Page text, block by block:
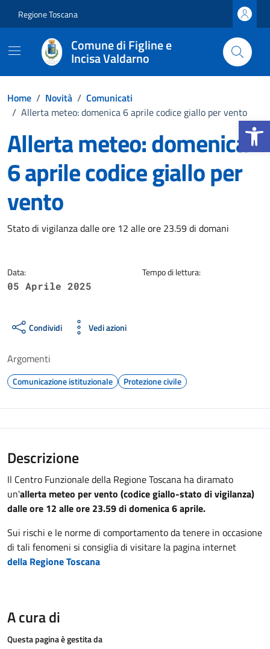
Apri la
Regione Toscana
Comune di Figline e
Incisa Valdarno
Home / Novità / Comunicati
/ Allerta meteo: domenica 6 aprile codice giallo per vento
Allerta meteo: domenica
6 aprile codice giallo per
vento
Dettagli della notizia
Stato di vigilanza dalle ore 12 alle ore 23.59 di domani
Data:
05 Aprile 2025
Tempo di lettura:
Condividi Vedi azioni
Argomenti
Comunicazione istituzionale Protezione civile
Descrizione
Il Centro Funzionale della Regione Toscana ha diramato
un'allerta meteo per vento (codice giallo-stato di vigilanza)
dalle ore 12 alle ore 23.59 di domenica 6 aprile.
Sui rischi e le norme di comportamento da tenere in occasione
di tali fenomeni si consiglia di visitare la pagina internet
della Regione Toscana
A cura di
Questa pagina è gestita da